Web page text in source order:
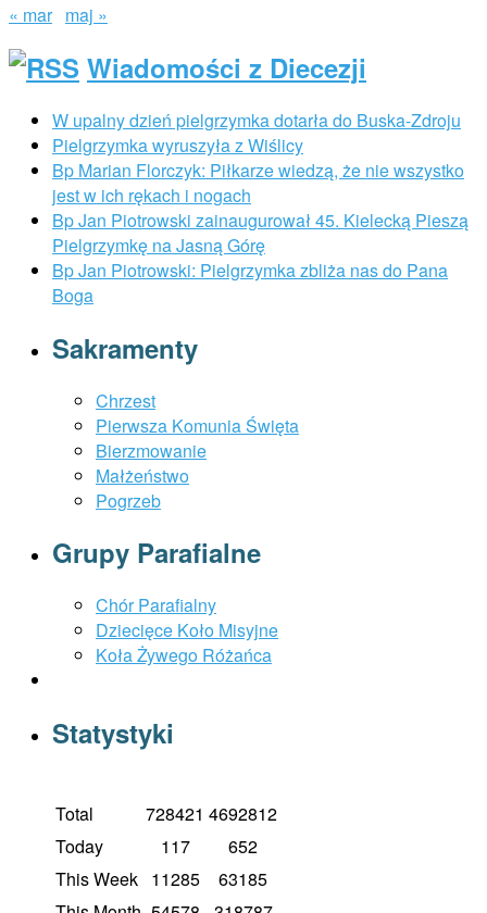
« mar maj »
Wiadomości z Diecezji
W upalny dzień pielgrzymka dotarła do Buska-Zdroju
Pielgrzymka wyruszyła z Wiślicy
Bp Marian Florczyk: Piłkarze wiedzą, że nie wszystko
jest w ich rękach i nogach
Bp Jan Piotrowski zainaugurował 45. Kielecką Pieszą
Pielgrzymkę na Jasną Górę
Bp Jan Piotrowski: Pielgrzymka zbliża nas do Pana
Boga
Sakramenty
Chrzest
Pierwsza Komunia Święta
Bierzmowanie
Małżeństwo
Pogrzeb
Grupy Parafialne
Chór Parafialny
Dziecięce Koło Misyjne
Koła Żywego Różańca
Statystyki
Total 728421 4692812
Today
117
652
This Week 11285
63185